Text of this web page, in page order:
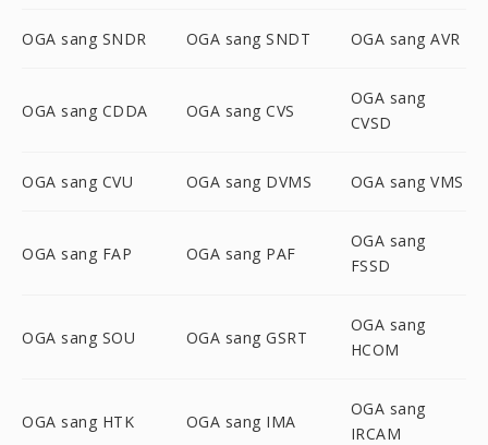
OGA sang SNDR OGA sang SNDT OGA sang AVR
OGA sang CDDA OGA sang CVS
OGA sang
CVSD
OGA sang CVU OGA sang DVMS OGA sang VMS
OGA sang FAP OGA sang PAF
OGA sang
FSSD
OGA sang SOU OGA sang GSRT
OGA sang
HCOM
OGA sang HTK OGA sang IMA
OGA sang
IRCAM